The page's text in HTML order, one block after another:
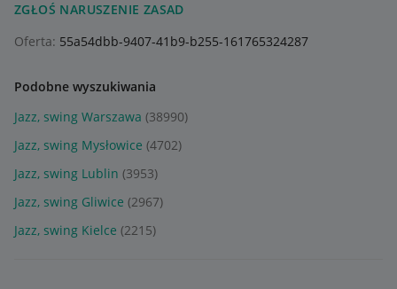
ZGŁOŚ NARUSZENIE ZASAD
Oferta: 55a54dbb-9407-41b9-b255-161765324287
Podobne wyszukiwania
Jazz, swing Warszawa (38990)
Jazz, swing Mysłowice (4702)
Jazz, swing Lublin (3953)
Jazz, swing Gliwice (2967)
Jazz, swing Kielce (2215)